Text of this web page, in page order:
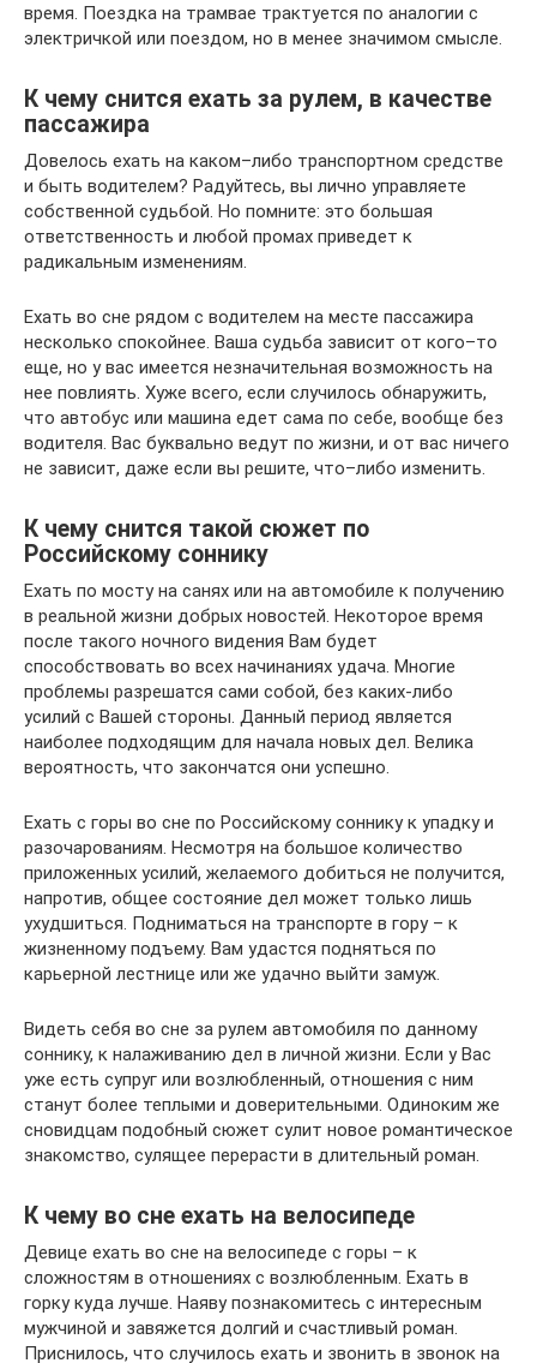
время. Поездка на трамвае трактуется по аналогии с
электричкой или поездом, но в менее значимом смысле.
К чему снится ехать за рулем, в качестве
пассажира
Довелось ехать на каком–либо транспортном средстве
и быть водителем? Радуйтесь, вы лично управляете
собственной судьбой. Но помните: это большая
ответственность и любой промах приведет к
радикальным изменениям.
Ехать во сне рядом с водителем на месте пассажира
несколько спокойнее. Ваша судьба зависит от кого–то
еще, но у вас имеется незначительная возможность на
нее повлиять. Хуже всего, если случилось обнаружить,
что автобус или машина едет сама по себе, вообще без
водителя. Вас буквально ведут по жизни, и от вас ничего
не зависит, даже если вы решите, что–либо изменить.
К чему снится такой сюжет по
Российскому соннику
Ехать по мосту на санях или на автомобиле к получению
в реальной жизни добрых новостей. Некоторое время
после такого ночного видения Вам будет
способствовать во всех начинаниях удача. Многие
проблемы разрешатся сами собой, без каких-либо
усилий с Вашей стороны. Данный период является
наиболее подходящим для начала новых дел. Велика
вероятность, что закончатся они успешно.
Ехать с горы во сне по Российскому соннику к упадку и
разочарованиям. Несмотря на большое количество
приложенных усилий, желаемого добиться не получится,
напротив, общее состояние дел может только лишь
ухудшиться. Подниматься на транспорте в гору – к
жизненному подъему. Вам удастся подняться по
карьерной лестнице или же удачно выйти замуж.
Видеть себя во сне за рулем автомобиля по данному
соннику, к налаживанию дел в личной жизни. Если у Вас
уже есть супруг или возлюбленный, отношения с ним
станут более теплыми и доверительными. Одиноким же
сновидцам подобный сюжет сулит новое романтическое
знакомство, сулящее перерасти в длительный роман.
К чему во сне ехать на велосипеде
Девице ехать во сне на велосипеде с горы – к
сложностям в отношениях с возлюбленным. Ехать в
горку куда лучше. Наяву познакомитесь с интересным
мужчиной и завяжется долгий и счастливый роман.
Приснилось, что случилось ехать и звонить в звонок на